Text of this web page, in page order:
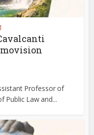
Professor of
Public Law and...